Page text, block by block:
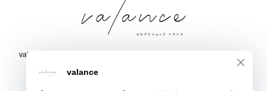
valance 福井｜レディース セレクトショップ｜ファッション通販サイト
福井県鯖江市三六町1丁目1507